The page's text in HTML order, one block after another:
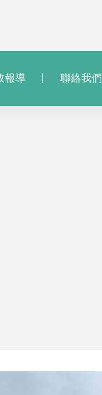
報導 聯絡我們